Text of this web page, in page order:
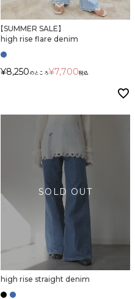
【SUMMER SALE】
high rise flare denim
¥8,250 のところ¥7,700税込
high rise straight denim